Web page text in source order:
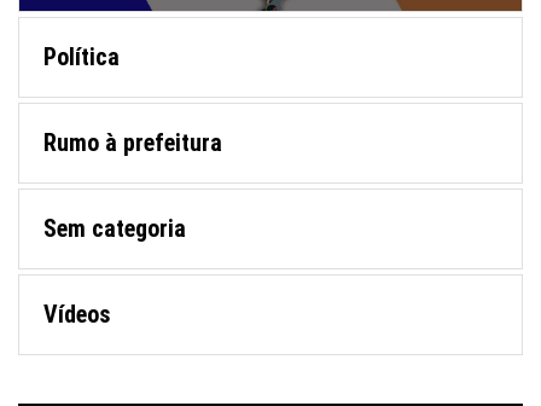
Política
Rumo à prefeitura
Sem categoria
Vídeos